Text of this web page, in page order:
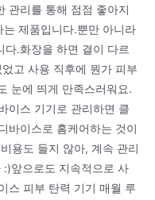
관리를 통해 점점 좋아지
제품입니다.뿐만 아니라
.화장을 하면 결이 다르
고 사용 직후에 뭔가 피부
눈에 띄게 만족스러워요.
이스 기기로 관리하면 클
바이스로 홈케어하는 것이
용도 들지 않아, 계속 관리
앞으로도 지속적으로 사
스 피부 탄력 기기 매월 루